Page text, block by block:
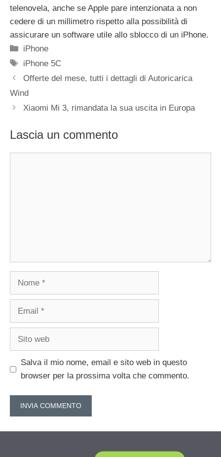
telenovela, anche se Apple pare intenzionata a non
cedere di un millimetro rispetto alla possibilità di
assicurare un software utile allo sblocco di un iPhone.
Categorie
iPhone
Tag
iPhone 5C
Offerte del mese, tutti i dettagli di Autoricarica
Wind
Xiaomi Mi 3, rimandata la sua uscita in Europa
Lascia un commento
Nome
Email
Sito
Salva il mio nome, email e sito web in questo
browser per la prossima volta che commento.